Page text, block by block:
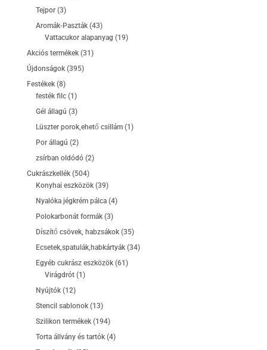
Tejpor 33
termék
Aromák-Paszták 4343
termék
Vattacukor alapanyag 1919
Akciós termékek 31 31
Újdonságok 395395
Festékek 88
termék
festék filc 1 1
termék
Gél állagú 33
termék
Lüszter porok,ehető csillám 1 1
Por állagú 22
termék
zsírban oldódó 22
Cukrászkellék 504504
termék
Konyhai eszközök 3939
termék
Nyalóka jégkrém pálca 44
Polokarbonát formák 33
termék
Díszítő csövek, habzsákok 3535
termék
Ecsetek,spatulák,habkártyák 3434
Egyéb cukrász eszközök 61 61
Virágdrót 1 1
Nyújtók 1212
termék
Stencil sablonok 1313
termék
Szilikon termékek 194194
termék
Torta állvány és tartók 44